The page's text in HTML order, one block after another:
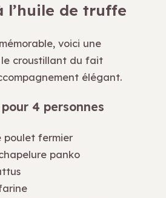
l’huile de truffe
voici une
croustillant du fait
élégant.
4 personnes
poulet fermier
panko